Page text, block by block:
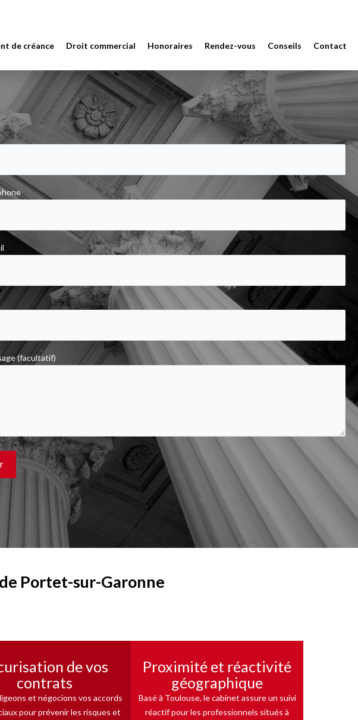
de créance Droit commercial Honoraires Rendez-vous Conseils Contact
(facultatif)
Portet-sur-Garonne
de vos
contrats
et négocions vos accords
pour prévenir les risques et
Proximité et réactivité
géographique
Basé à Toulouse, le cabinet assure un suivi
réactif pour les professionnels situés à